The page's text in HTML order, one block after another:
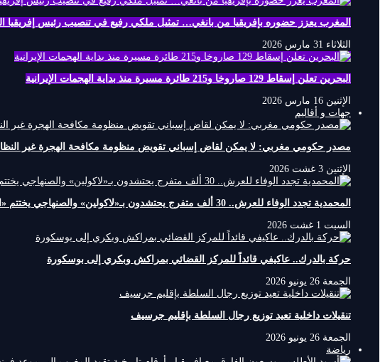
المغرب يعزز حضوره بإفريقيا من بانغي… تمثيل ملكي رفيع في تنصيب رئيس إفريقيا
الثلاثاء 31 مارس 2026
البحرين تعلن إسقاط 129 صاروخا و215 طائرة مسيرة منذ بداية الهجمات الإيرانية
الإثنين 16 مارس 2026
جهات و أقاليم
مصدر حكومي مغربي: لا يمكن لقاض إسباني تقويض منظومة مكافحة الهجرة غير
الإثنين 3 غشت 2026
المحمدية تجدد الوفاء للعرش.. 30 ألف متفرج يحتشدون بـ«لاكولين» والصنهاجي يختتم «العيطة المرساوية»
السبت 1 غشت 2026
حركة بالدرك.. عاكيفي قائداً للمركز القضائي بمراكش وبكري إلى بوسكورة
الجمعة 26 يونيو 2026
تنقيلات داخلية تعيد توزيع رجال السلطة بإقليم جرسيف
الجمعة 26 يونيو 2026
رياضة